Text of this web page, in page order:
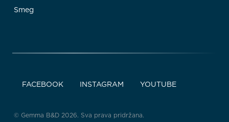
Smeg
FACEBOOK INSTAGRAM YOUTUBE
© Gemma B&D 2026. Sva prava pridržana.